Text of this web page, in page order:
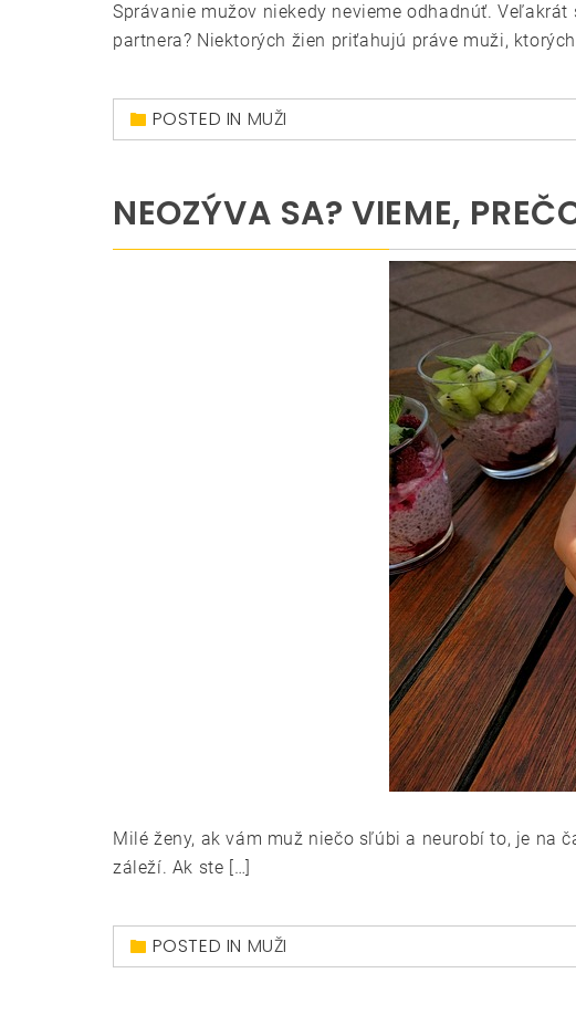
Správanie mužov niekedy nevieme odhadnúť.
partnera? Niektorých žien priťahujú práve muži,
POSTED IN MUŽI
NEOZÝVA SA? VIEME,
Milé ženy, ak vám muž niečo sľúbi a neurobí to, je na
záleží. Ak ste […]
POSTED IN MUŽI